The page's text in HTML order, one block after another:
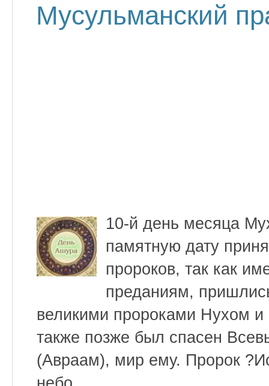
Мусульманский
10-й день месяца
памятную дату
пророков, так как
преданиям,
великими пророками Нухом
также позже был спасен
(Авраам), мир ему. Пророк